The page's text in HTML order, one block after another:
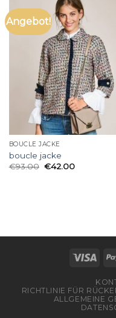
Angebot!
BOUCLE JACKE
boucle jacke
€93.00 €42.00
RICHTLINIE FÜR
ALLGEMEINE